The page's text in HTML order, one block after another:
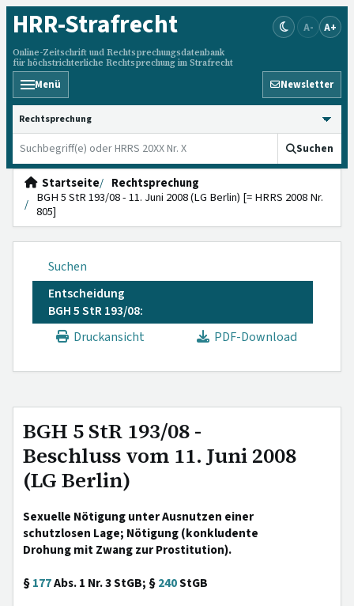
HRR-Strafrecht
Online-Zeitschrift und Rechtsprechungsdatenbank
für höchstrichterliche Rechtsprechung im Strafrecht
A- A+
Menü Newsletter
HRRS durchsuchen
Suchen
Startseite
Rechtsprechung
BGH 5 StR 193/08 - 11. Juni 2008 (LG Berlin) [= HRRS 2008 Nr.
805]
Suchen
Entscheidung
BGH 5 StR 193/08:
Druckansicht
PDF-Download
BGH 5 StR 193/08 -
Beschluss vom 11. Juni 2008
(LG Berlin)
Sexuelle Nötigung unter Ausnutzen einer
schutzlosen Lage; Nötigung (konkludente
Drohung mit Zwang zur Prostitution).
§177Abs. 1 Nr. 3 StGB; §240StGB